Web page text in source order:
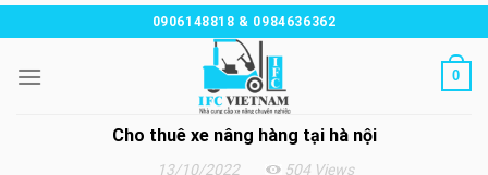
Chuyển
đến
nội
0906148818 & 0984636362
0
13/10/2022 504 Views
Cho thuê xe nâng hàng tại hà nội